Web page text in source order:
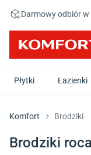
Darmowy odbiór w
Płytki Łazienki
Komfort Brodziki
Brodziki